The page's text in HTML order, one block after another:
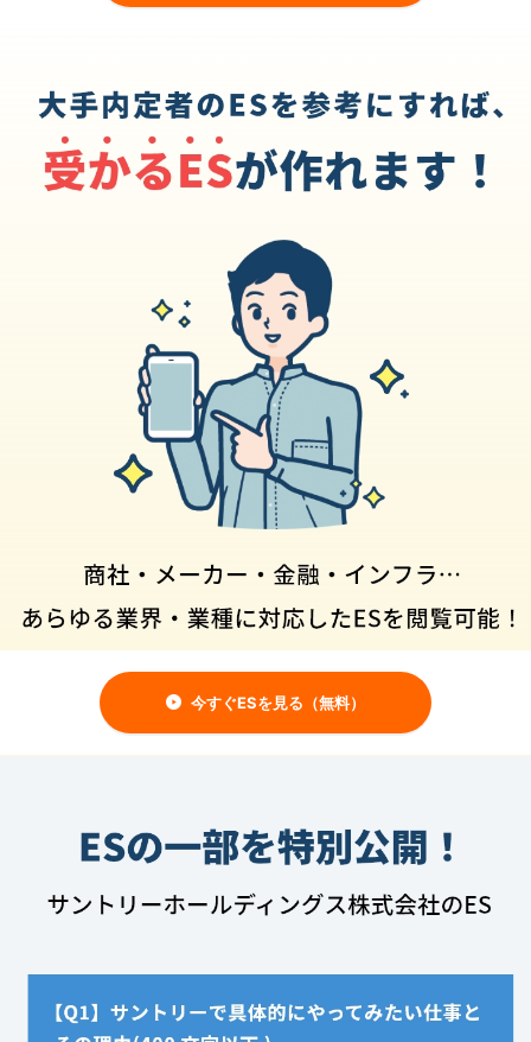
今すぐESを見る（無料）